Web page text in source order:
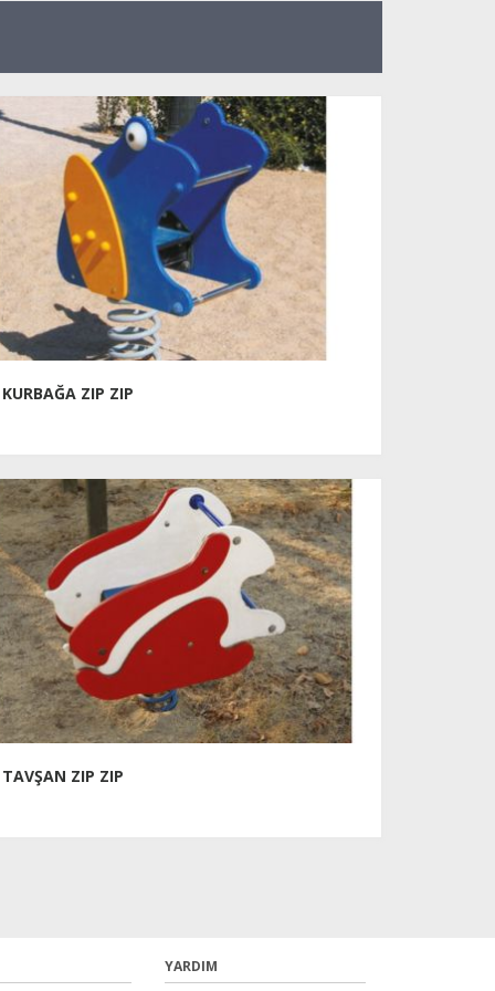
KURBAĞA ZIP ZIP
TAVŞAN ZIP ZIP
YARDIM